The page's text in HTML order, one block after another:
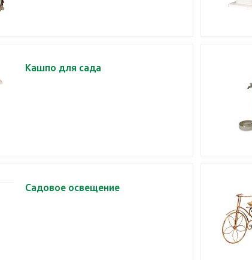
Кашпо для сада
Садовое освещение